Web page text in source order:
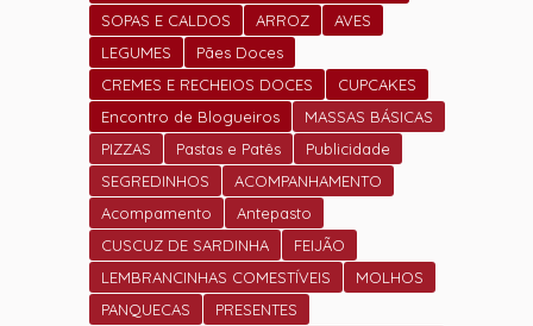
SOPAS E CALDOS
ARROZ
AVES
LEGUMES
Pães Doces
CREMES E RECHEIOS DOCES
CUPCAKES
Encontro de Blogueiros
MASSAS BÁSICAS
PIZZAS
Pastas e Patês
Publicidade
SEGREDINHOS
ACOMPANHAMENTO
Acompamento
Antepasto
CUSCUZ DE SARDINHA
FEIJÃO
LEMBRANCINHAS COMESTÍVEIS
MOLHOS
PANQUECAS
PRESENTES